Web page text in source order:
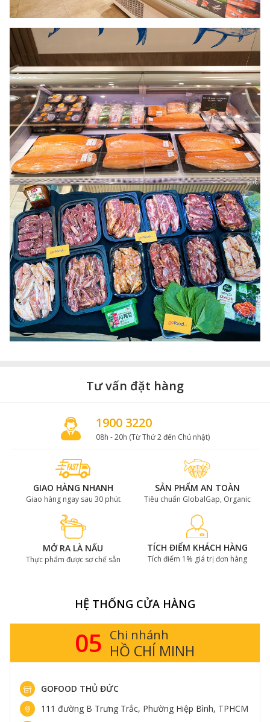
Tư vấn đặt hàng
1900 3220
08h - 20h (Từ Thứ 2 đến Chủ nhật)
GIAO HÀNG NHANH
Giao hàng ngay sau 30 phút
SẢN PHẨM AN TOÀN
Tiêu chuẩn GlobalGap, Organic
MỞ RA LÀ NẤU
Thực phẩm được sơ chế sẵn
TÍCH ĐIỂM KHÁCH HÀNG
Tích điểm 1% giá trị đơn hàng
HỆ THỐNG CỬA HÀNG
05 Chi nhánh
HỒ CHÍ MINH
GOFOOD THỦ ĐỨC
111 đường B Trưng Trắc, Phường Hiệp Bình, TPHCM